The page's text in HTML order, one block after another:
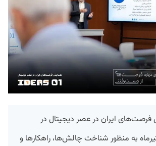
ایران در عصر دیجیتال در
۲۵ و ۲۶ تیرماه به منظور شناخت چالش‌ها، راهکارها و